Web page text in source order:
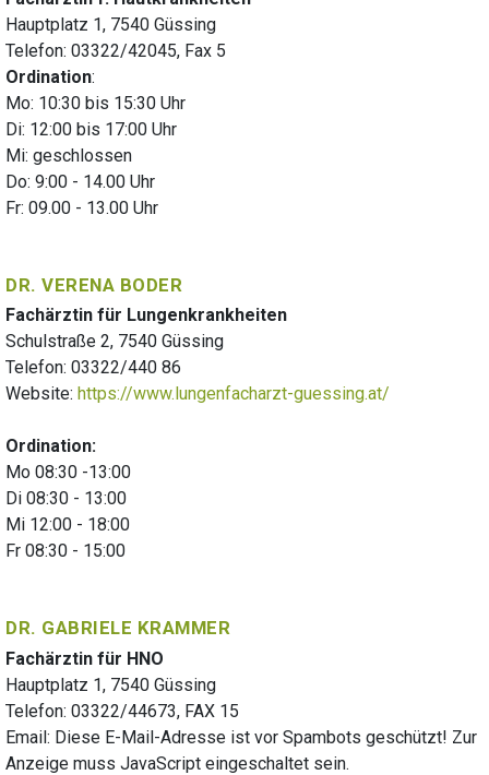
Hauptplatz 1, 7540 Güssing
Telefon: 03322/42045, Fax 5
Ordination:
Mo: 10:30 bis 15:30 Uhr
Di: 12:00 bis 17:00 Uhr
Mi: geschlossen
Do: 9:00 - 14.00 Uhr
Fr: 09.00 - 13.00 Uhr
DR. VERENA BODER
Fachärztin für Lungenkrankheiten
Schulstraße 2, 7540 Güssing
Telefon: 03322/440 86
Website: https://www.lungenfacharzt-guessing.at/
Ordination:
Mo 08:30 -13:00
Di 08:30 - 13:00
Mi 12:00 - 18:00
Fr 08:30 - 15:00
DR. GABRIELE KRAMMER
Fachärztin für HNO
Hauptplatz 1, 7540 Güssing
Telefon: 03322/44673, FAX 15
Email: Diese E-Mail-Adresse ist vor Spambots geschützt! Zur
Anzeige muss JavaScript eingeschaltet sein.